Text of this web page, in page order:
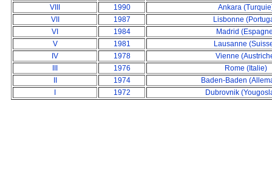
VIII
1990
Ankara
VII
1987 Lisbonne
VI
1984 Madrid
V
1981 Lausanne
IV
1978 Vienne
1976
Rome (Italie)
1974 Baden-Baden
1972 Dubrovnik